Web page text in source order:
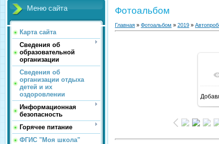
Меню сайта
Карта сайта
Сведения об
образовательной
организации
Сведения об
организации отдыха
детей и их
оздоровлении
Информационная
безопасность
Горячее питание
ФГИС "Моя школа"
Фотоальбом
Главная » Фотоальбом » 2019 »